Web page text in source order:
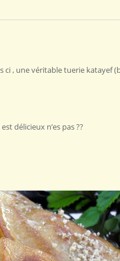
, une véritable tuerie katayef
délicieux n’es pas ??